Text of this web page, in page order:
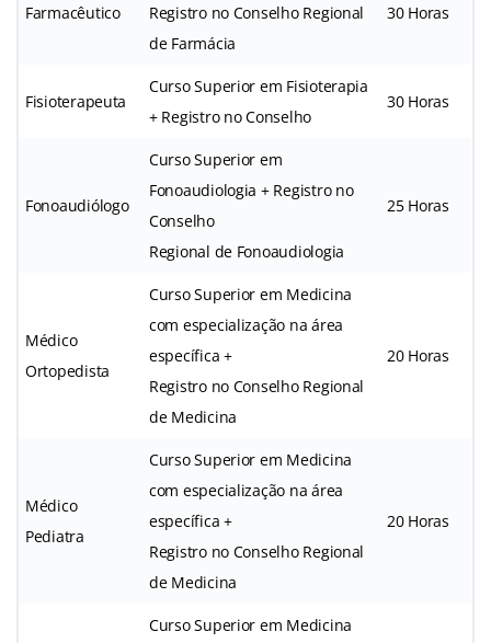
Farmacêutico
Registro no Conselho Regional
de Farmácia
30 Horas
Fisioterapeuta
Curso Superior em Fisioterapia
+ Registro no Conselho
30 Horas
Fonoaudiólogo
Curso Superior em
Fonoaudiologia + Registro no
Conselho
Regional de Fonoaudiologia
25 Horas
Médico
Ortopedista
Curso Superior em Medicina
com especialização na área
específica +
Registro no Conselho Regional
de Medicina
20 Horas
Médico
Pediatra
Curso Superior em Medicina
com especialização na área
específica +
Registro no Conselho Regional
de Medicina
20 Horas
Curso Superior em Medicina